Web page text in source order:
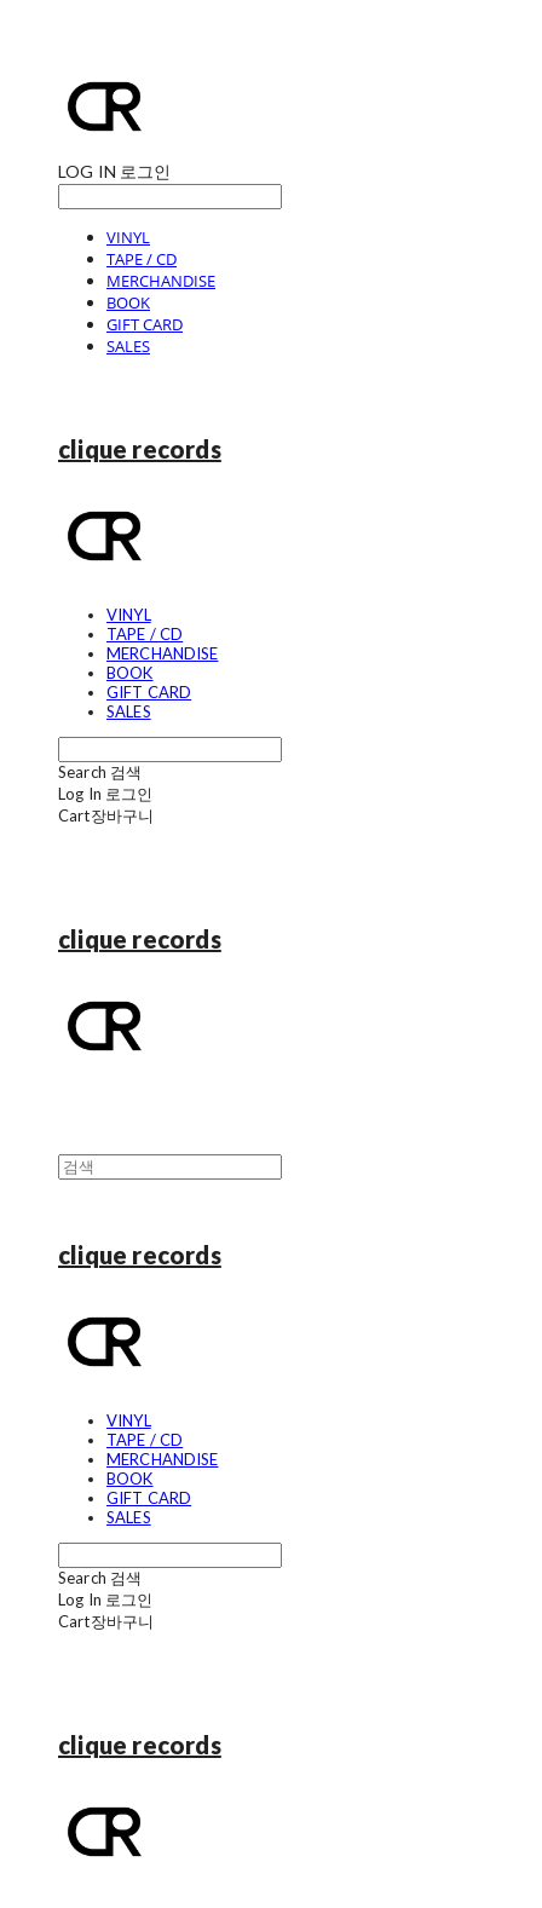
LOG IN 로그인
VINYL
TAPE / CD
MERCHANDISE
BOOK
GIFT CARD
SALES
clique records
VINYL
TAPE / CD
MERCHANDISE
BOOK
GIFT CARD
SALES
Search 검색
Log In 로그인
Cart장바구니
clique records
clique records
VINYL
TAPE / CD
MERCHANDISE
BOOK
GIFT CARD
SALES
Search 검색
Log In 로그인
Cart장바구니
clique records